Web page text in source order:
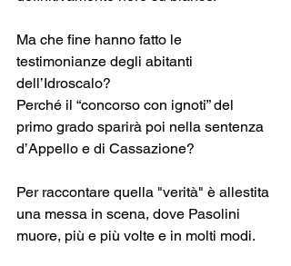
Ma che fine hanno fatto le
testimonianze degli abitanti
dell’Idroscalo?
Perché il “concorso con ignoti” del
primo grado sparirà poi nella sentenza
d’Appello e di Cassazione?
Per raccontare quella "verità" è allestita
una messa in scena, dove Pasolini
muore, più e più volte e in molti modi.